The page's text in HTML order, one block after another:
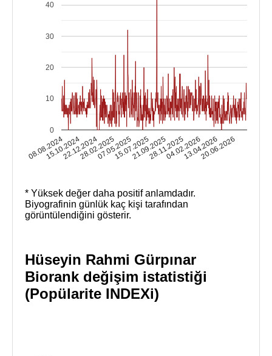
08.08.2024
15.10.202422.12.202428.02.202507.05.202515.07.202521.09.202528.11.202504.02.202613.04.2026
20.06.2026
0
10
20
30
40
* Yüksek değer daha positif anlamdadır.
Biyografinin günlük kaç kişi tarafından
görüntülendiğini gösterir.
Hüseyin Rahmi Gürpınar
Biorank değişim istatistiği
(Popülarite INDEXi)